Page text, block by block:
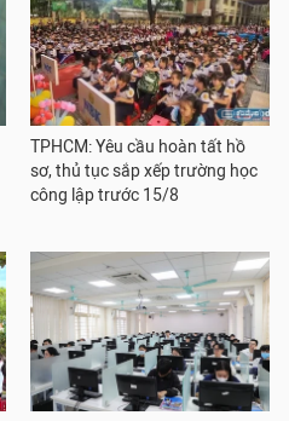
TPHCM: Yêu cầu hoàn tất hồ
sơ, thủ tục sắp xếp trường học
công lập trước 15/8